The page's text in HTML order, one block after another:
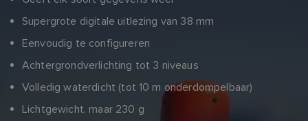
Supergrote digitale uitlezing van 38 mm
Eenvoudig te configureren
Achtergrondverlichting tot 3 niveaus
Volledig waterdicht (tot 10 m onderdompelbaar)
Lichtgewicht, maar 230 g